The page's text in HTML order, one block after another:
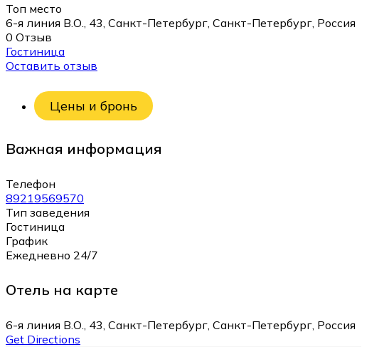
Топ место
6-я линия В.О., 43, Санкт-Петербург, Санкт-Петербург, Россия
0 Отзыв
Гостиница
Оставить отзыв
Цены и бронь
Важная информация
Телефон
89219569570
Тип заведения
Гостиница
График
Ежедневно 24/7
Отель на карте
6-я линия В.О., 43, Санкт-Петербург, Санкт-Петербург, Россия
Get Directions